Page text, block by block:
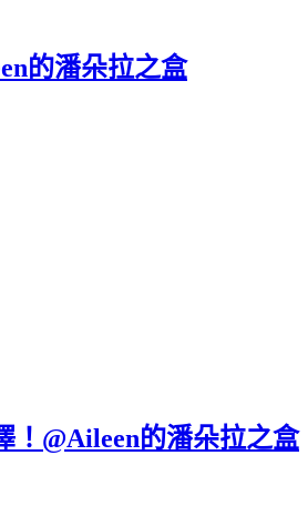
的潘朵拉之盒
！@Aileen的潘朵拉之盒